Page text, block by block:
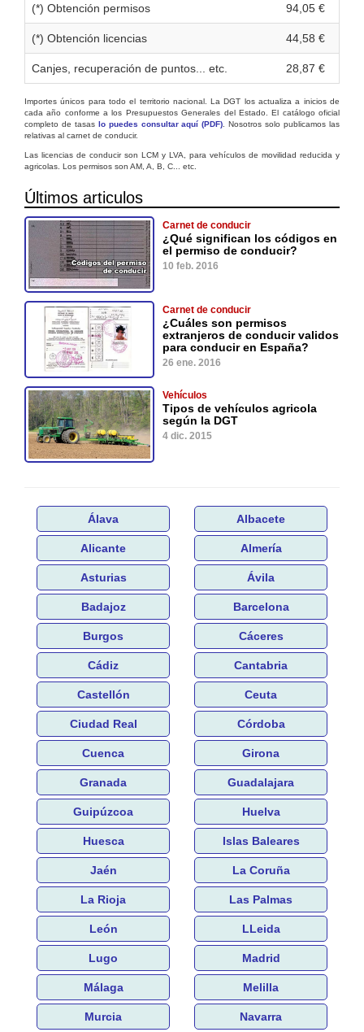
(*) Obtención permisos 94,05 €
(*) Obtención licencias 44,58 €
Canjes, recuperación de puntos... etc. 28,87 €
Importes únicos para todo el territorio nacional. La DGT los actualiza a inicios de
cada año conforme a los Presupuestos Generales del Estado. El catálogo oficial
completo de tasas lo puedes consultar aquí (PDF) . Nosotros solo publicamos las
relativas al carnet de conducir.
Las licencias de conducir son LCM y LVA, para vehículos de movilidad reducida y
agricolas. Los permisos son AM, A, B, C... etc.
Últimos articulos
Carnet de conducir
¿Qué significan los códigos en
el permiso de conducir?
10 feb. 2016
Carnet de conducir
¿Cuáles son permisos
extranjeros de conducir validos
para conducir en España?
26 ene. 2016
Vehículos
Tipos de vehículos agricola
según la DGT
4 dic. 2015
Álava Albacete
Alicante Almería
Asturias Ávila
Badajoz Barcelona
Burgos Cáceres
Cádiz Cantabria
Castellón Ceuta
Ciudad Real Córdoba
Cuenca Girona
Granada Guadalajara
Guipúzcoa Huelva
Huesca Islas Baleares
Jaén La Coruña
La Rioja Las Palmas
León LLeida
Lugo Madrid
Málaga Melilla
Murcia Navarra